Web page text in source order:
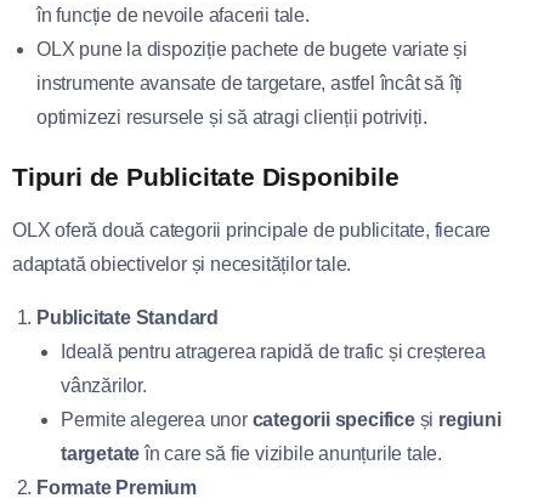
în funcție de nevoile afacerii tale.
OLX pune la dispoziție pachete de bugete variate și
instrumente avansate de targetare, astfel încât să îți
optimizezi resursele și să atragi clienții potriviți.
Tipuri de Publicitate Disponibile
OLX oferă două categorii principale de publicitate, fiecare
adaptată obiectivelor și necesităților tale.
Publicitate Standard
Ideală pentru atragerea rapidă de trafic și creșterea
vânzărilor.
Permite alegerea unor categorii specificeși regiuni
targetateîn care să fie vizibile anunțurile tale.
Formate Premium